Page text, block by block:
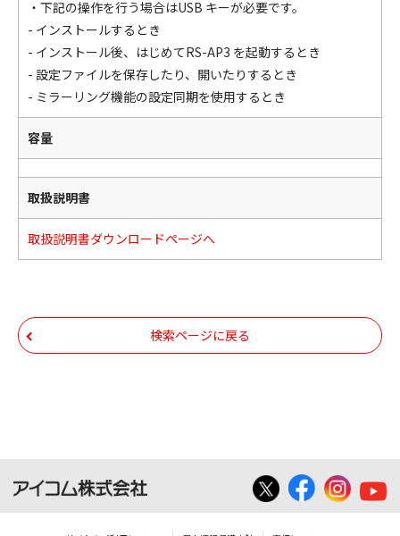
・下記の操作を行う場合はUSB キーが必要です。
- インストールするとき
- インストール後、はじめてRS-AP3 を起動するとき
- 設定ファイルを保存したり、開いたりするとき
- ミラーリング機能の設定同期を使用するとき
容量
取扱説明書
取扱説明書ダウンロードページへ
検索ページに戻る